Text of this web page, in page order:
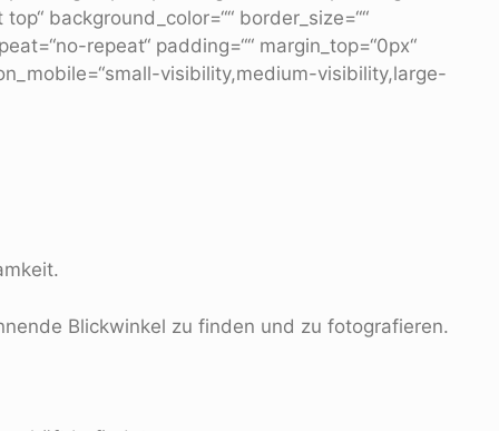
background_color=““ border_size=““
repeat“ padding=““ margin_top=“0px“
visibility,medium-visibility,large-
Blickwinkel zu finden und zu fotografieren.